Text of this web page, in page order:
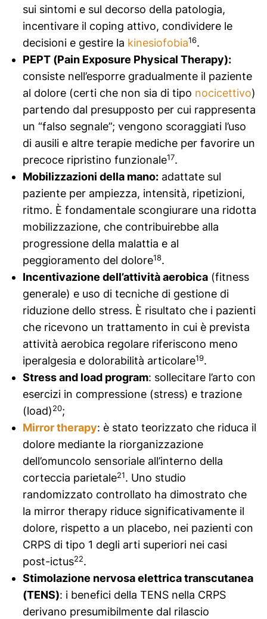
sui sintomi e sul decorso della patologia,
incentivare il coping attivo, condividere le
decisioni e gestire la kinesiofobia16.
PEPT (Pain Exposure Physical Therapy):
consiste nell’esporre gradualmente il paziente
al dolore (certi che non sia di tipo nocicettivo)
partendo dal presupposto per cui rappresenta
un “falso segnale”; vengono scoraggiati l’uso
di ausili e altre terapie mediche per favorire un
precoce ripristino funzionale17.
Mobilizzazioni della mano:adattate sul
paziente per ampiezza, intensità, ripetizioni,
ritmo. È fondamentale scongiurare una ridotta
mobilizzazione, che contribuirebbe alla
progressione della malattia e al
peggioramento del dolore18.
Incentivazione dell’attività aerobica(fitness
generale) e uso di tecniche di gestione di
riduzione dello stress. È risultato che i pazienti
che ricevono un trattamento in cui è prevista
attività aerobica regolare riferiscono meno
iperalgesia e dolorabilità articolare19.
Stress and load program: sollecitare l’arto con
esercizi in compressione (stress) e trazione
(load)20;
Mirror therapy: è stato teorizzato che riduca il
dolore mediante la riorganizzazione
dell’omuncolo sensoriale all’interno della
corteccia parietale21. Uno studio
randomizzato controllato ha dimostrato che
la mirror therapy riduce significativamente il
dolore, rispetto a un placebo, nei pazienti con
CRPS di tipo 1 degli arti superiori nei casi
post-ictus22.
Stimolazione nervosa elettrica transcutanea
(TENS): i benefici della TENS nella CRPS
derivano presumibilmente dal rilascio